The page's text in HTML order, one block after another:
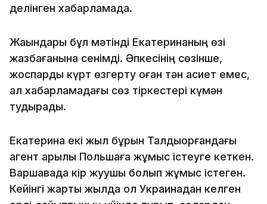
делінген хабарламада.
Жақындары бұл мәтінді Екатеринаның өзі
жазбағанына сенімді. Әпкесінің сөзінше,
жоспарды күрт өзгерту оған тән қасиет емес,
ал хабарламадағы сөз тіркестері күмән
тудырады.
Екатерина екі жыл бұрын Талдықорғандағы
агент арқылы Польшаға жұмыс істеуге кеткен.
Варшавада кір жуушы болып жұмыс істеген.
Кейінгі жарты жылда ол Украинадан келген